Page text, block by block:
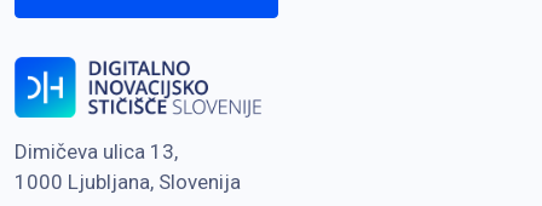
Dimičeva ulica 13,
1000 Ljubljana, Slovenija